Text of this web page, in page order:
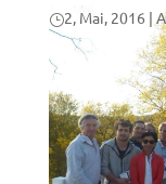
2, Mai, 2016 |